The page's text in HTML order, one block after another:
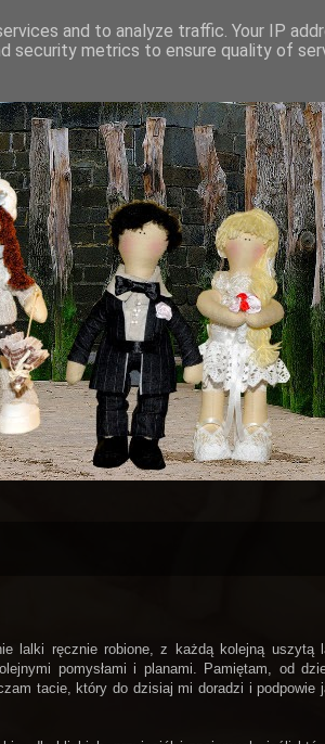
lalki ręcznie robione, z każdą kolejną uszytą
pomysłami i planami. Pamiętam, od
tacie, który do dzisiaj mi doradzi i podpowie
and to analyze traffic. Your IP
security metrics to ensure quality of